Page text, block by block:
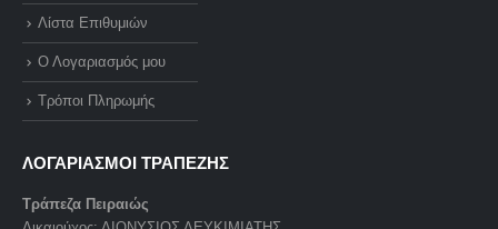
Λίστα Επιθυμιών
Ο Λογαριασμός μου
Τρόποι Πληρωμής
ΛΟΓΑΡΙΑΣΜΟΙ ΤΡΑΠΕΖΗΣ
Τράπεζα Πειραιώς